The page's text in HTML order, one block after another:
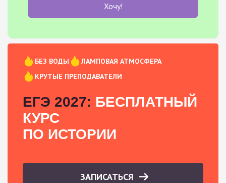
Хочу!
БЕЗ ВОДЫ
ЛАМПОВАЯ АТМОСФЕРА
КРУТЫЕ ПРЕПОДАВАТЕЛИ
ЕГЭ 2027: БЕСПЛАТНЫЙ
КУРС
ПО ИСТОРИИ
ЗАПИСАТЬСЯ